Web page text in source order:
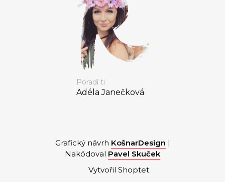
Poradí ti
Adéla Janečková
Grafický návrh KošnarDesign |
Nakódoval Pavel Skuček
Vytvořil Shoptet